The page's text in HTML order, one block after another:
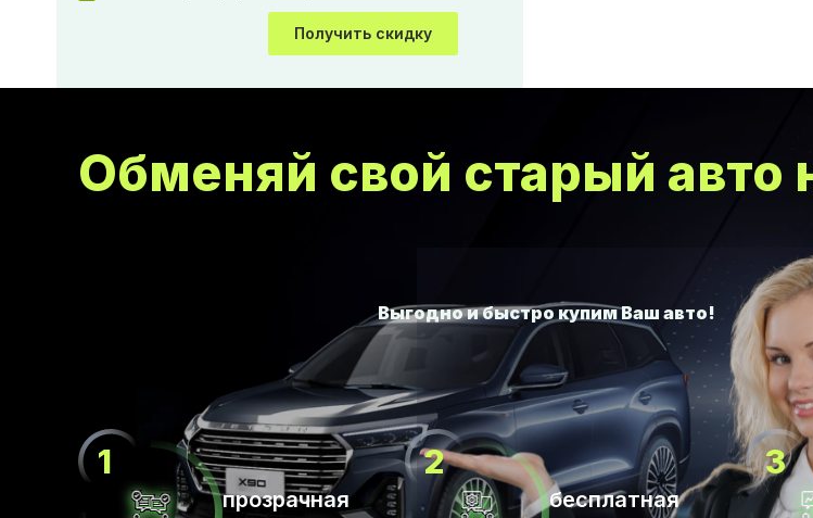
Получить скидку
Обменяй свой старый авто
прозрачная
бесплатная